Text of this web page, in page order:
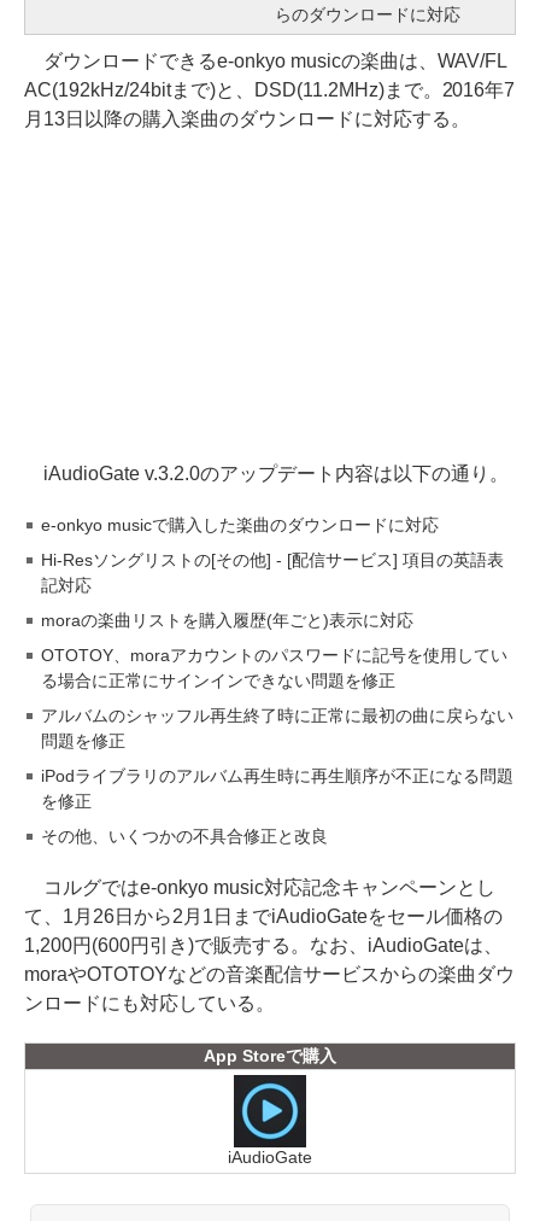
らのダウンロードに対応
ダウンロードできるe-onkyo musicの楽曲は、WAV/FL
AC(192kHz/24bitまで)と、DSD(11.2MHz)まで。2016年7
月13日以降の購入楽曲のダウンロードに対応する。
iAudioGate v.3.2.0のアップデート内容は以下の通り。
e-onkyo musicで購入した楽曲のダウンロードに対応
Hi-Resソングリストの[その他] - [配信サービス] 項目の英語表
記対応
moraの楽曲リストを購入履歴(年ごと)表示に対応
OTOTOY、moraアカウントのパスワードに記号を使用してい
る場合に正常にサインインできない問題を修正
アルバムのシャッフル再生終了時に正常に最初の曲に戻らない
問題を修正
iPodライブラリのアルバム再生時に再生順序が不正になる問題
を修正
その他、いくつかの不具合修正と改良
コルグではe-onkyo music対応記念キャンペーンとし
て、1月26日から2月1日までiAudioGateをセール価格の
1,200円(600円引き)で販売する。なお、iAudioGateは、
moraやOTOTOYなどの音楽配信サービスからの楽曲ダウ
ンロードにも対応している。
App Storeで購入
iAudioGate